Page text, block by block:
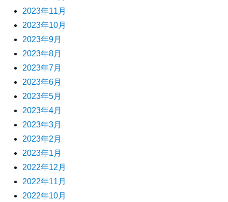
2023年11月
2023年10月
2023年9月
2023年8月
2023年7月
2023年6月
2023年5月
2023年4月
2023年3月
2023年2月
2023年1月
2022年12月
2022年11月
2022年10月